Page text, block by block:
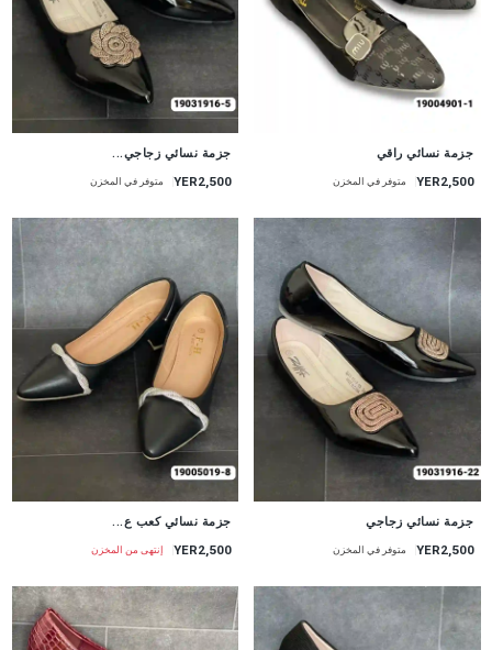
جزمة نسائي راقي
YER2,500 متوفر في المخزن
جزمة نسائي زجاجي...
YER2,500 متوفر في المخزن
جزمة نسائي زجاجي
YER2,500 متوفر في المخزن
جزمة نسائي كعب ع...
YER2,500 إنتهى من المخزن